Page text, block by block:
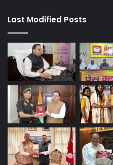
Last Modified Posts